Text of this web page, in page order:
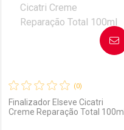
(0)
Finalizador Elseve Cicatri
Creme Reparação Total 100ml
AVISE-ME